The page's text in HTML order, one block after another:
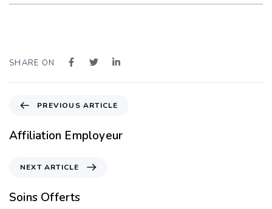
SHARE ON
PREVIOUS ARTICLE
Affiliation Employeur
NEXT ARTICLE
Soins Offerts